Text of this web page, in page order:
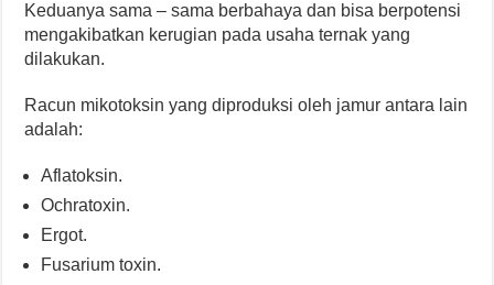
Keduanya sama – sama berbahaya dan bisa berpotensi
mengakibatkan kerugian pada usaha ternak yang
dilakukan.
Racun mikotoksin yang diproduksi oleh jamur antara lain
adalah:
Aflatoksin.
Ochratoxin.
Ergot.
Fusarium toxin.